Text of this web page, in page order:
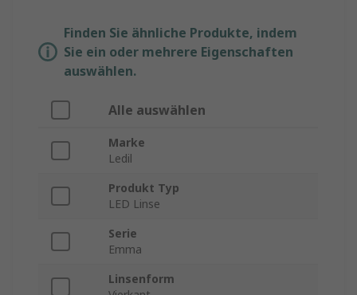
Finden Sie ähnliche Produkte, indem
Sie ein oder mehrere Eigenschaften
auswählen.
Alle auswählen
Marke
Ledil
Produkt Typ
LED Linse
Serie
Emma
Linsenform